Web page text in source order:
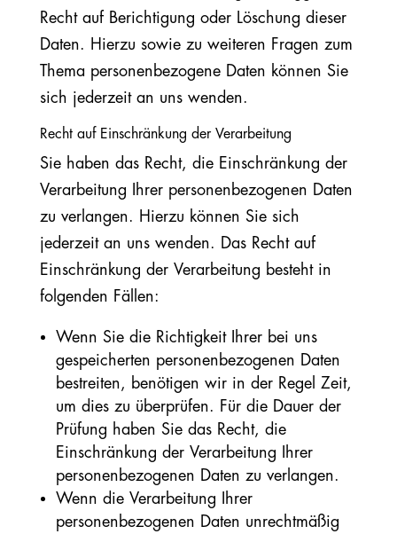
Recht auf Berichtigung oder Löschung dieser
Daten. Hierzu sowie zu weiteren Fragen zum
Thema personenbezogene Daten können Sie
sich jederzeit an uns wenden.
Recht auf Einschränkung der Verarbeitung
Sie haben das Recht, die Einschränkung der
Verarbeitung Ihrer personenbezogenen Daten
zu verlangen. Hierzu können Sie sich
jederzeit an uns wenden. Das Recht auf
Einschränkung der Verarbeitung besteht in
folgenden Fällen:
Wenn Sie die Richtigkeit Ihrer bei uns
gespeicherten personenbezogenen Daten
bestreiten, benötigen wir in der Regel Zeit,
um dies zu überprüfen. Für die Dauer der
Prüfung haben Sie das Recht, die
Einschränkung der Verarbeitung Ihrer
personenbezogenen Daten zu verlangen.
Wenn die Verarbeitung Ihrer
personenbezogenen Daten unrechtmäßig